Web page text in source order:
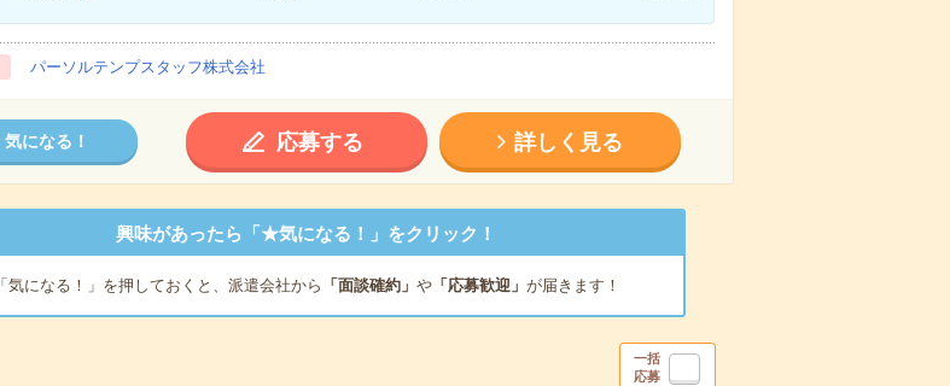
パーソルテンプスタッフ株式会社
気になる！ 応募する 詳しく見る
興味があったら「★気になる！」をクリック！
「気になる！」を押しておくと、派遣会社から 「面談確約」 や「応募歓迎」 が届きます！
一括
応募